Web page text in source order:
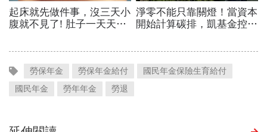
勞保年金 勞保年金給付
國民年金保險生育給付
國民年金
勞年年金 勞退